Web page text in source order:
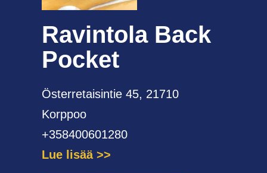
Ravintola Back
Pocket
Österretaisintie 45, 21710
Korppoo
+358400601280
Lue lisää